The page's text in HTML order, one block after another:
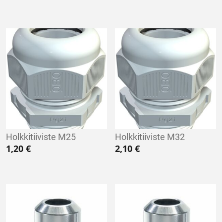
Holkkitiiviste M25
1,20 €
Holkkitiiviste M32
2,10€